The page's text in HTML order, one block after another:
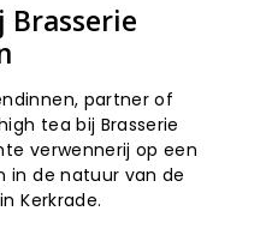
Brasserie
partner of
tea bij Brasserie
verwennerij op een
in de natuur van de
Kerkrade.